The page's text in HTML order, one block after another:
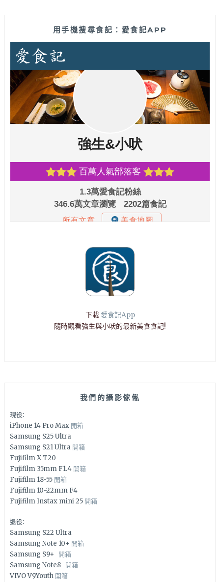
用手機搜尋食記：愛食記APP
下載 愛食記App
隨時觀看強生與小吠的最新美食食記!
我們的攝影傢俬
現役:
iPhone 14 Pro Max 開箱
Samsung S25 Ultra
Samsung S21 Ultra 開箱
Fujifilm X-T20
Fujifilm 35mm F1.4 開箱
Fujifilm 18-55 開箱
Fujifilm 10-22mm F4
Fujifilm Instax mini 25 開箱
退役:
Samsung S22 Ultra
Samsung Note 10+ 開箱
Samsung S9+ 開箱
Samsung Note8 開箱
VIVO V9Youth 開箱